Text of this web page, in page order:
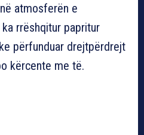
atmosferën e
rrëshqitur papritur
përfunduar drejtpërdrejt
kërcente me të.